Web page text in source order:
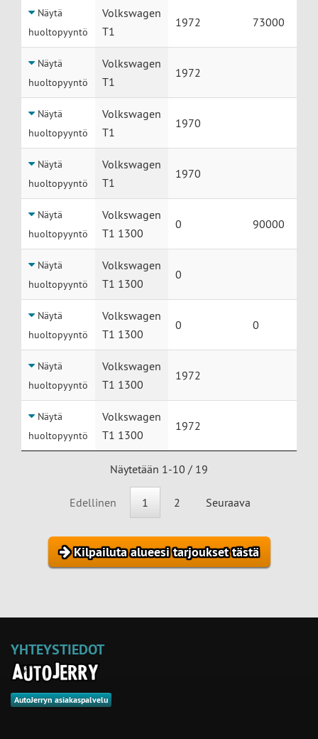
Näytä
huoltopyyntö
Volkswagen
T1
1972 73000
Näytä
huoltopyyntö
Volkswagen
T1
1972
Näytä
huoltopyyntö
Volkswagen
T1
1970
Näytä
huoltopyyntö
Volkswagen
T1
1970
Näytä
huoltopyyntö
Volkswagen
T1 1300
0 90000
Näytä
huoltopyyntö
Volkswagen
T1 1300
0
Näytä
huoltopyyntö
Volkswagen
T1 1300
0 0
Näytä
huoltopyyntö
Volkswagen
T1 1300
1972
Näytä
huoltopyyntö
Volkswagen
T1 1300
1972
Näytetään 1-10 / 19
Edellinen 1 2 Seuraava
Kilpailuta alueesi tarjoukset tästä
YHTEYSTIEDOT
AutoJerryn asiakaspalvelu